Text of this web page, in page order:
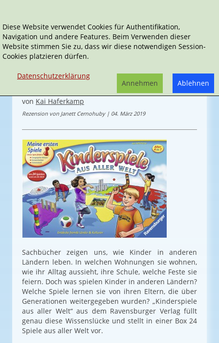
Home Spielen Kinderspiele aus aller Welt
Kinderspiele aus aller Welt
von Kai Haferkamp
Rezension von Janett Cernohuby | 04. März 2019
Sachbücher zeigen uns, wie Kinder in anderen
Ländern leben. In welchen Wohnungen sie wohnen,
wie ihr Alltag aussieht, ihre Schule, welche Feste sie
feiern. Doch was spielen Kinder in anderen Ländern?
Welche Spiele lernen sie von ihren Eltern, die über
Generationen weitergegeben wurden? „Kinderspiele
aus aller Welt“ aus dem Ravensburger Verlag füllt
genau diese Wissenslücke und stellt in einer Box 24
Spiele aus aller Welt vor.
Diese Website verwendet Cookies für Authentifikation,
Navigation und andere Features. Beim Verwenden dieser
Website stimmen Sie zu, dass wir diese notwendigen Session-
Cookies platzieren dürfen.
Datenschutzerklärung
Ablehnen
Annehmen